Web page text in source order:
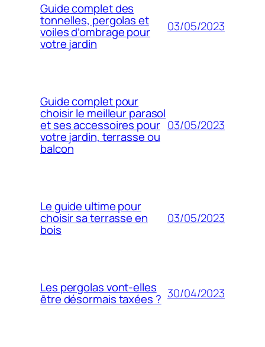
Guide complet des
tonnelles, pergolas et
voiles d’ombrage pour
votre jardin
03/05/2023
Guide complet pour
choisir le meilleur parasol
et ses accessoires pour
votre jardin, terrasse ou
balcon
03/05/2023
Le guide ultime pour
choisir sa terrasse en
bois
03/05/2023
Les pergolas vont-elles
être désormais taxées ? 30/04/2023